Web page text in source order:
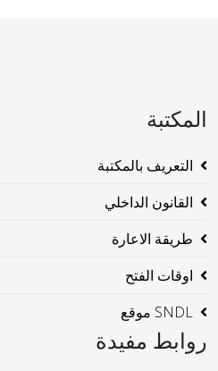
المكتبة
التعريف بالمكتبة
القانون الداخلي
طريقة الاعارة
اوقات الفتح
SNDL موقع
روابط مفيدة